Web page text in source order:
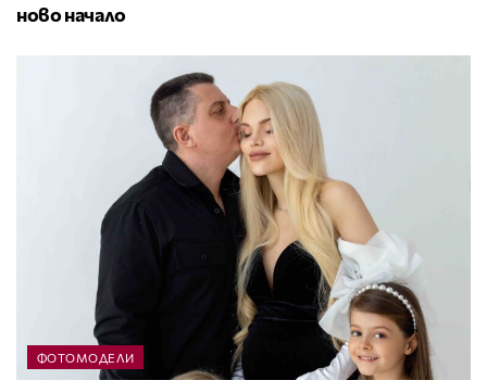
ново начало
ФОТОМОДЕЛИ